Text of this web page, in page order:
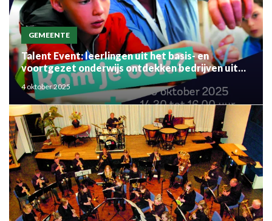
GEMEENTE
Talent Event: leerlingen uit het basis- en
voortgezet onderwijs ontdekken bedrijven uit
de regio
4 oktober 2025